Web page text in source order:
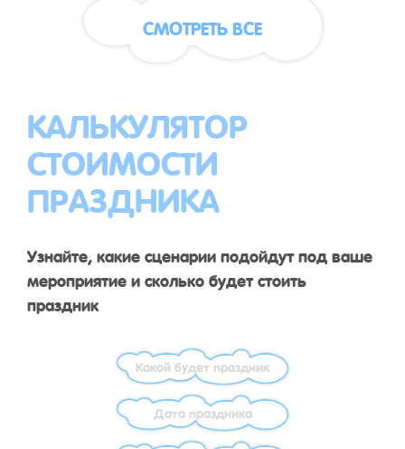
СМОТРЕТЬ ВСЕ
КАЛЬКУЛЯТОР
СТОИМОСТИ
ПРАЗДНИКА
Узнайте, какие сценарии подойдут под ваше
мероприятие и сколько будет стоить
праздник